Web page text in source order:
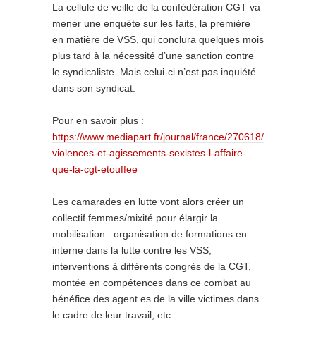
La cellule de veille de la confédération CGT va
mener une enquête sur les faits, la première
en matière de VSS, qui conclura quelques mois
plus tard à la nécessité d’une sanction contre
le syndicaliste. Mais celui-ci n’est pas inquiété
dans son syndicat.
Pour en savoir plus :
https://www.mediapart.fr/journal/france/270618/
violences-et-agissements-sexistes-l-affaire-
que-la-cgt-etouffee
Les camarades en lutte vont alors créer un
collectif femmes/mixité pour élargir la
mobilisation : organisation de formations en
interne dans la lutte contre les VSS,
interventions à différents congrès de la CGT,
montée en compétences dans ce combat au
bénéfice des agent.es de la ville victimes dans
le cadre de leur travail, etc.